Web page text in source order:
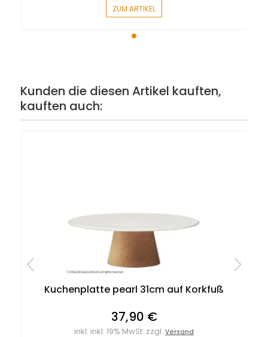
ZUM ARTIKEL
Kunden die diesen Artikel kauften,
kauften auch:
Kuchenplatte pearl 31cm auf Korkfuß
37,90 €
inkl. inkl. 19% MwSt. zzgl.Versand